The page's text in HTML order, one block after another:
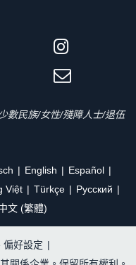
少數民族/女性/殘障人士/退伍
English
Español
Việt Türkçe
Ρусский
文 (繁體)
偏好設定 |